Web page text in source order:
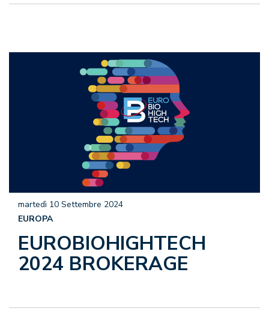
EUROBIOHIGHTECH
2024 BROKERAGE
martedì 10 Settembre 2024
EUROPA